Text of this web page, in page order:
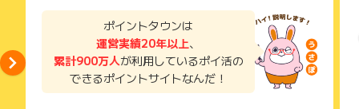
了などのメールは、ポイント獲得するまで必ず保管してくださ
獲得待ち・獲得失敗の状態でお問い合わせされる際に、該当の
メールを送っていただく場合がございます。
そのため、紛失・破棄された場合は対応いたしかねますので、
ご注意ください。
※キャンセル・不備・いたずら・商品受取拒否及び不着、返品の
場合はポイント獲得対象外です。
ポイントタウンは
運営実績20年以上、
累計900万人が利用しているポイ活の
できるポイントサイトなんだ！